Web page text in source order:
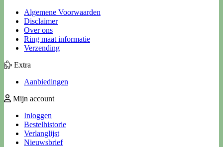
Algemene Voorwaarden
Disclaimer
Over ons
Ring maat informatie
Verzending
Extra
Aanbiedingen
Mijn account
Inloggen
Bestelhistorie
Verlanglijst
Nieuwsbrief